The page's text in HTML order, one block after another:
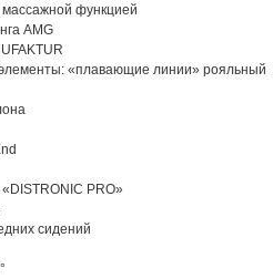
массажной функцией
AMG
«плавающие линии» рояльный
PRO»
сидений